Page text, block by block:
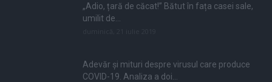
„Adio, țară de căcat!” Bătut în fața casei sale,
umilit de...
Adevăr și mituri despre virusul care produce
COVID-19. Analiza a doi...